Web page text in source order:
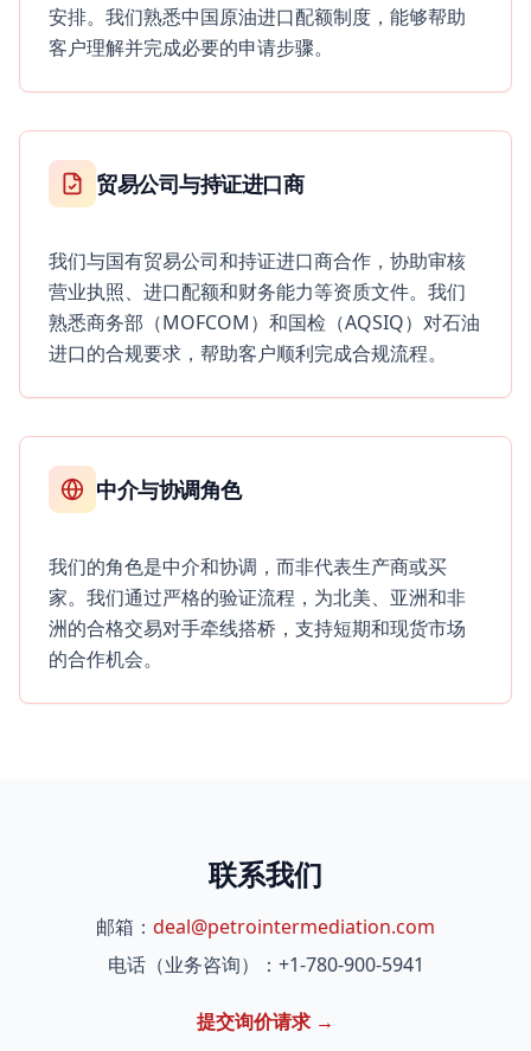
安排。我们熟悉中国原油进口配额制度，能够帮助
客户理解并完成必要的申请步骤。
贸易公司与持证进口商
我们与国有贸易公司和持证进口商合作，协助审核
营业执照、进口配额和财务能力等资质文件。我们
熟悉商务部（MOFCOM）和国检（AQSIQ）对石油
进口的合规要求，帮助客户顺利完成合规流程。
中介与协调角色
我们的角色是中介和协调，而非代表生产商或买
家。我们通过严格的验证流程，为北美、亚洲和非
洲的合格交易对手牵线搭桥，支持短期和现货市场
的合作机会。
联系我们
邮箱： deal@petrointermediation.com
电话（业务咨询）：+1-780-900-5941
提交询价请求 →